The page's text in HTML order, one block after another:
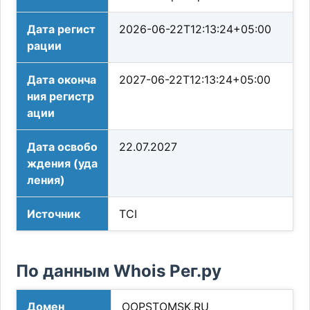
Дата регист
рации
2026-06-22T12:13:24+05:00
Дата оконча
ния регистр
ации
2027-06-22T12:13:24+05:00
Дата освобо
ждения (уда
ления)
22.07.2027
Источник TCI
По данным Whois Рег.ру
Домен OOPSTOMSK.RU